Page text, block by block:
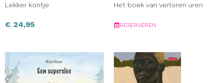
Lekker kontje
€ 24,95
Het boek van verloren uren
RESERVEREN